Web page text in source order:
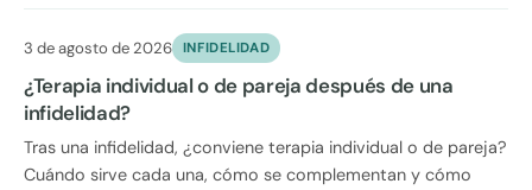
3 de agosto de 2026 INFIDELIDAD
¿Terapia individual o de pareja después de una
infidelidad?
Tras una infidelidad, ¿conviene terapia individual o de pareja?
Cuándo sirve cada una, cómo se complementan y cómo